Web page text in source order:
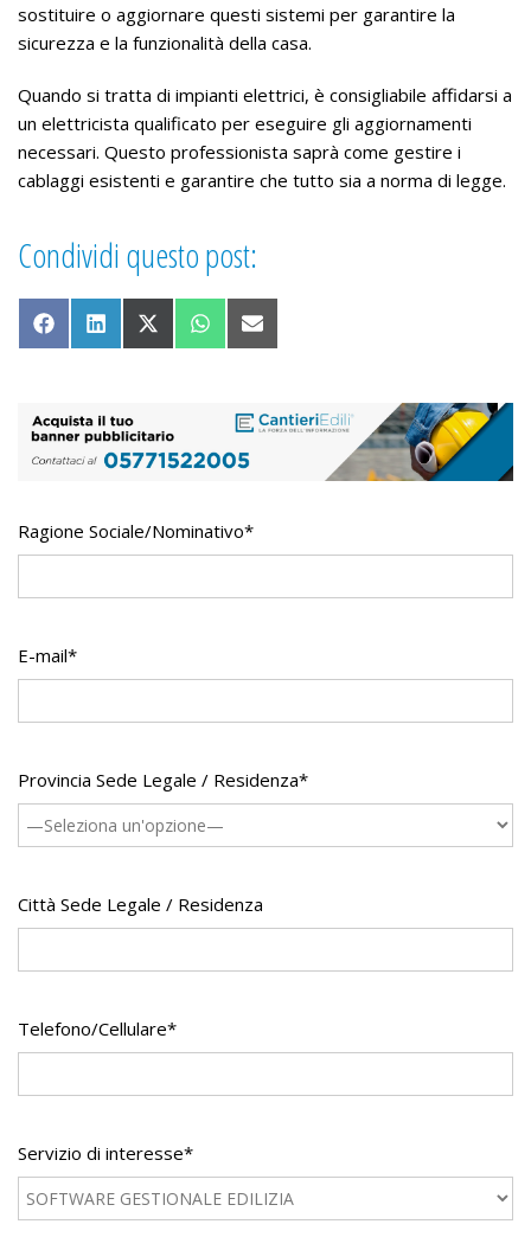
sostituire o aggiornare questi sistemi per garantire la
sicurezza e la funzionalità della casa.
Quando si tratta di impianti elettrici, è consigliabile affidarsi a
un elettricista qualificato per eseguire gli aggiornamenti
necessari. Questo professionista saprà come gestire i
cablaggi esistenti e garantire che tutto sia a norma di legge.
Condividi questo post:
Share on Facebook
Share on LinkedIn
Share on X (Twitter)
Share on WhatsApp
Share on Email
Ragione Sociale/Nominativo*
E-mail*
Provincia Sede Legale / Residenza*
Città Sede Legale / Residenza
Telefono/Cellulare*
Servizio di interesse*